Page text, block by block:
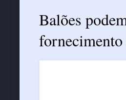
Balões
fornecimento